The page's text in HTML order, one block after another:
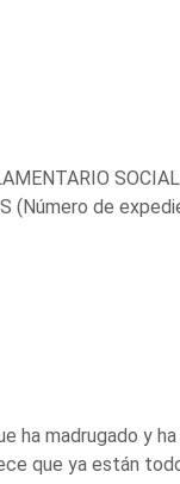
(Número de
ha madrugado y ha
que ya están